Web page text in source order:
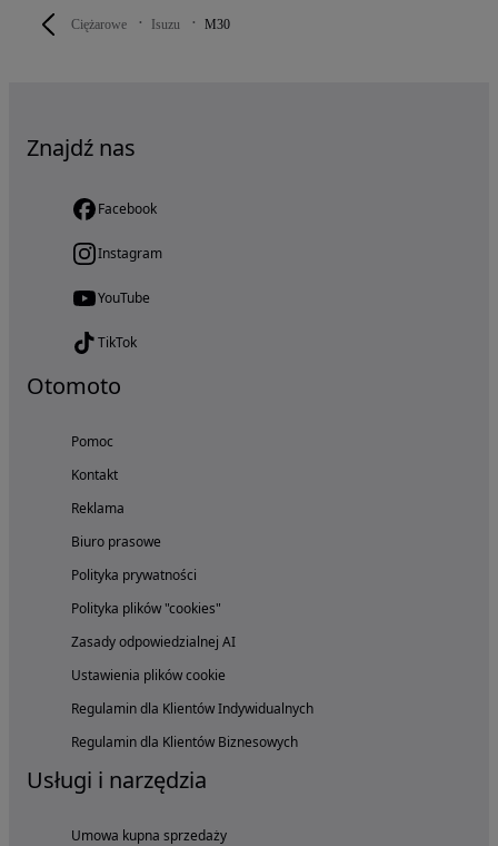
Ciężarowe Isuzu M30
Znajdź nas
Facebook
Instagram
YouTube
TikTok
Otomoto
Pomoc
Kontakt
Reklama
Biuro prasowe
Polityka prywatności
Polityka plików "cookies"
Zasady odpowiedzialnej AI
Ustawienia plików cookie
Regulamin dla Klientów Indywidualnych
Regulamin dla Klientów Biznesowych
Usługi i narzędzia
Umowa kupna sprzedaży